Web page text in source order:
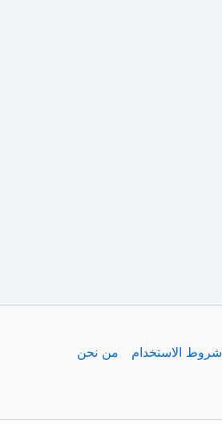
شروط الاستخدام
من نحن